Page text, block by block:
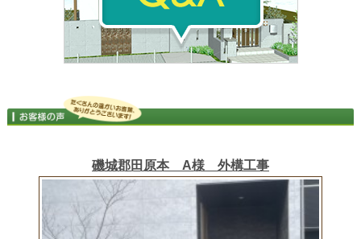
磯城郡田原本 A様 外構工事